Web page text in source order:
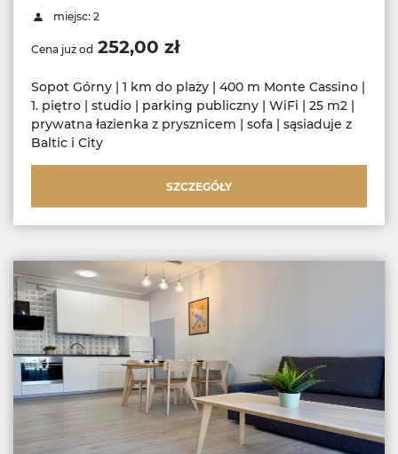
miejsc: 2
Cena już od 252,00 zł
Sopot Górny | 1 km do plaży | 400 m Monte Cassino |
1. piętro | studio | parking publiczny | WiFi | 25 m2 |
prywatna łazienka z prysznicem | sofa | sąsiaduje z
Baltic i City
SZCZEGÓŁY